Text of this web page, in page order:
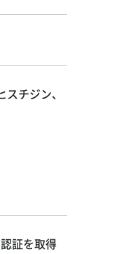
チジン、
証を取得